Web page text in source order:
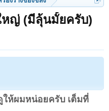
หญ่ (มีลุ้นมั้ยครับ)
ห้ผมหน่อยครับ เต็มที่